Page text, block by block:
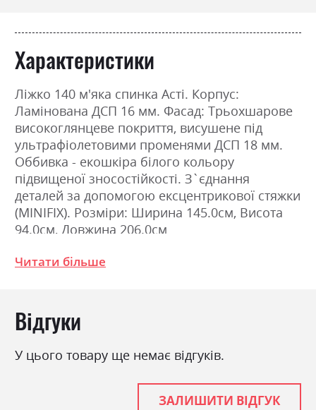
Характеристики
Ліжко 140 м'яка спинка Асті. Корпус:
Ламінована ДСП 16 мм. Фасад: Трьохшарове
високоглянцеве покриття, висушене під
ультрафіолетовими променями ДСП 18 мм.
Оббивка - екошкіра білого кольору
підвищеної зносостійкості. З`єднання
деталей за допомогою ексцентрикової стяжки
(MINIFIX). Розміри: Ширина 145.0см, Висота
94.0см, Довжина 206.0см
Колір (Корпус):
Стиль
мінімалізм, модерн
Читати більше
Відгуки
У цього товару ще немає відгуків.
ЗАЛИШИТИ ВІДГУК